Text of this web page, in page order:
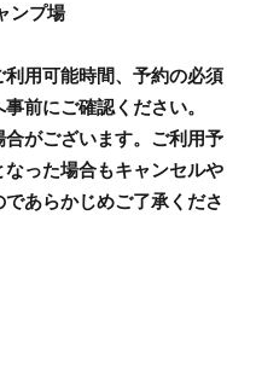
ンプ場
用可能時間、予約の必須
前にご確認ください。
がございます。ご利用予
った場合もキャンセルや
あらかじめご了承くださ